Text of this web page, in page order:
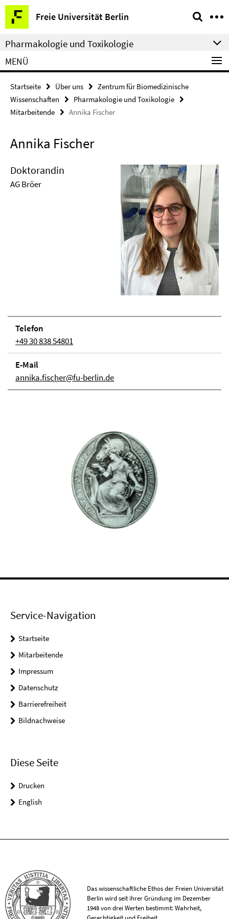
Springe
direkt
zu
Inhalt
Freie Universität Berlin
Service-
Navigation
Pharmakologie und Toxikologie
MENÜ
Startseite Über uns
Zentrum für Biomedizinische
Wissenschaften
Pharmakologie und Toxikologie
Mitarbeitende
Annika Fischer
Annika Fischer
Doktorandin
AG Bröer
Telefon
+49 30 838 54801
E-Mail
annika.fischer@fu-berlin.de
Service-Navigation
Startseite
Mitarbeitende
Impressum
Datenschutz
Barrierefreiheit
Bildnachweise
Diese Seite
Drucken
English
Das wissenschaftliche Ethos der Freien Universität
Berlin wird seit ihrer Gründung im Dezember
1948 von drei Werten bestimmt: Wahrheit,